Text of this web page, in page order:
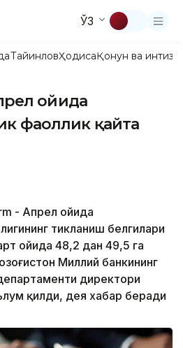
ЎЗ
ТайинловҲодисаҚонун ва
ойида
фаоллик қайта
- Апрел ойида
тикланиш белгилари
ойида 48,2 дан 49,5 га
Миллий банкининг
директори
қилди, дея хабар беради